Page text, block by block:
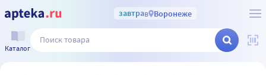
завтрав Воронеже
Каталог